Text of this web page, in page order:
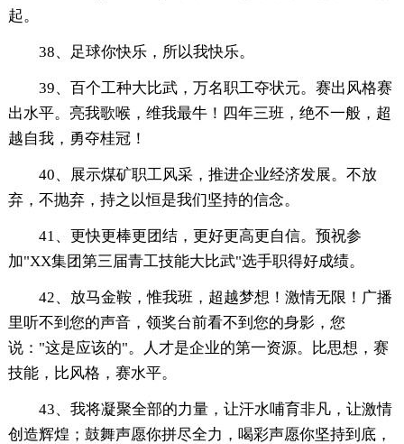
起。
38、足球你快乐，所以我快乐。
39、百个工种大比武，万名职工夺状元。赛出风格赛
出水平。亮我歌喉，维我最牛！四年三班，绝不一般，超
越自我，勇夺桂冠！
40、展示煤矿职工风采，推进企业经济发展。不放
弃，不抛弃，持之以恒是我们坚持的信念。
41、更快更棒更团结，更好更高更自信。预祝参
加"XX集团第三届青工技能大比武"选手职得好成绩。
42、放马金鞍，惟我班，超越梦想！激情无限！广播
里听不到您的声音，领奖台前看不到您的身影，您
说："这是应该的"。人才是企业的第一资源。比思想，赛
技能，比风格，赛水平。
43、我将凝聚全部的力量，让汗水哺育非凡，让激情
创造辉煌；鼓舞声愿你拼尽全力，喝彩声愿你坚持到底，